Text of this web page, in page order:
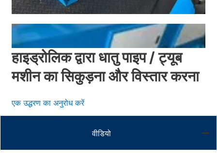
हाइड्रोलिक द्वारा धातु पाइप / ट्यूब
मशीन का सिकुड़ना और विस्तार करना
एक उद्धरण का अनुरोध करें
वीडियो